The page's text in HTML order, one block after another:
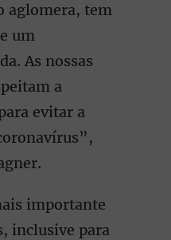
aglomera, tem
um
As nossas
a
evitar a
importante
inclusive para